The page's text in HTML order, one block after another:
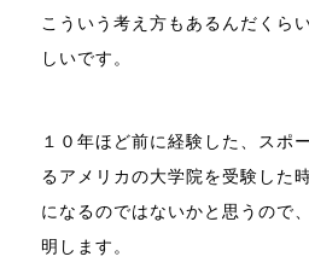
こういう考え方もあるんだくら
しいです。
１０年ほど前に経験した、スポ
るアメリカの大学院を受験した
になるのではないかと思うので
明します。